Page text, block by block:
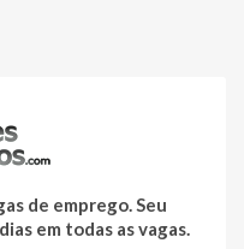
de emprego. Seu
em todas as vagas.